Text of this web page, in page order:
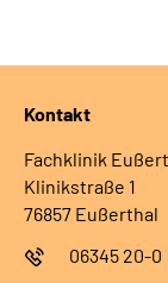
Kontakt
Fachklinik
Klinikstraße 1
76857 Eußerthal
06345 20-0